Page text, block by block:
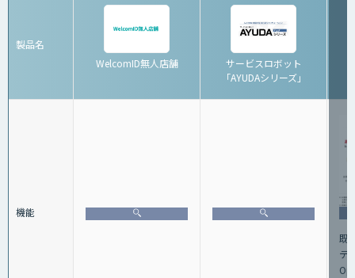
製品名
WelcomID無人店舗
サービスロボット
「AYUDAシリーズ」
機能
既
テ